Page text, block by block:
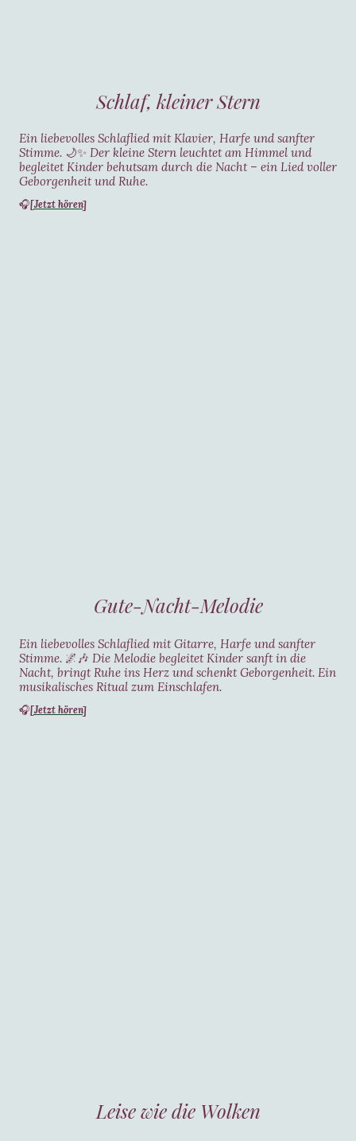
Schlaf, kleiner Stern
Ein liebevolles Schlaflied mit Klavier, Harfe und sanfter
Stimme. 🌙✨ Der kleine Stern leuchtet am Himmel und
begleitet Kinder behutsam durch die Nacht – ein Lied voller
Geborgenheit und Ruhe.
🎧[Jetzt hören]
Gute-Nacht-Melodie
Ein liebevolles Schlaflied mit Gitarre, Harfe und sanfter
Stimme. 🌌🎶 Die Melodie begleitet Kinder sanft in die
Nacht, bringt Ruhe ins Herz und schenkt Geborgenheit. Ein
musikalisches Ritual zum Einschlafen.
🎧[Jetzt hören]
Leise wie die Wolken